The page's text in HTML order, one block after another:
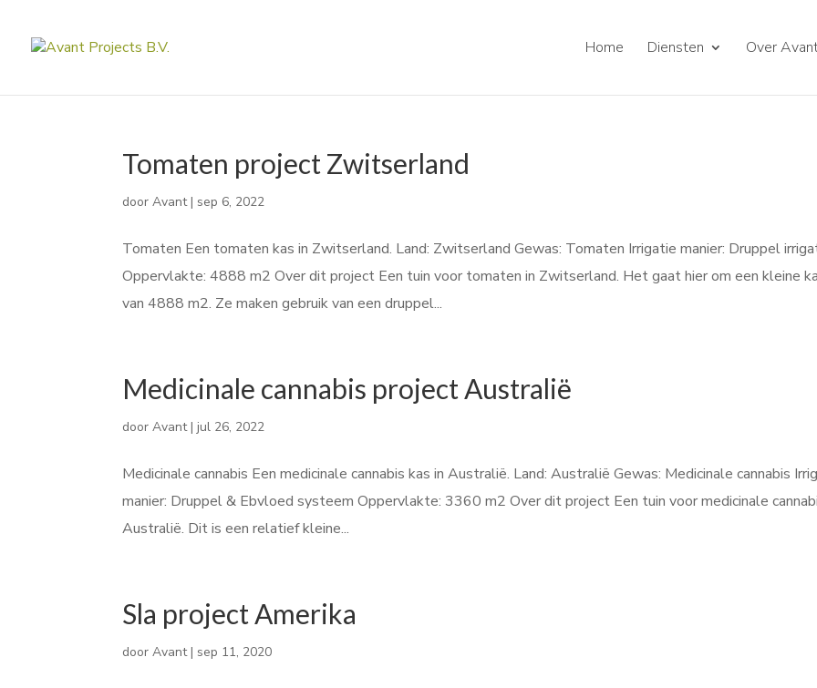
Home Diensten Over
Tomaten project Zwitserland
doorAvant| sep 6, 2022
Tomaten Een tomaten kas in Zwitserland. Land: Zwitserland Gewas: Tomaten Irrigatie manier: Druppel
Oppervlakte: 4888 m2 Over dit project Een tuin voor tomaten in Zwitserland. Het gaat hier om een kleine
van 4888 m2. Ze maken gebruik van een druppel...
Medicinale cannabis project Australië
doorAvant|jul 26, 2022
Medicinale cannabis Een medicinale cannabis kas in Australië. Land: Australië Gewas: Medicinale cannabis
manier: Druppel & Ebvloed systeem Oppervlakte: 3360 m2 Over dit project Een tuin voor medicinale
Australië. Dit is een relatief kleine...
Sla project Amerika
doorAvant| sep 11, 2020